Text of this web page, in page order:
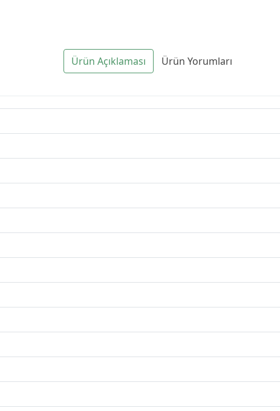
Ürün Açıklaması Ürün Yorumları